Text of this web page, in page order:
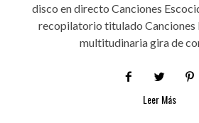
disco en directo Canciones
recopilatorio titulado Canciones
multitudinaria gira de
Leer Más